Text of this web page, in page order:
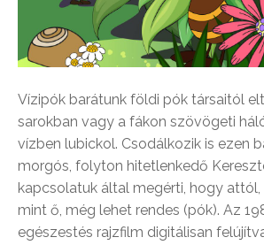
Vízipók barátunk földi pók társaitól
sarokban vagy a fákon szövögeti
vízben lubickol. Csodálkozik is ezen
morgós, folyton hitetlenkedő
kapcsolatuk által megérti, hogy attól,
mint ő, még lehet rendes (pók). Az
egészestés rajzfilm digitálisan